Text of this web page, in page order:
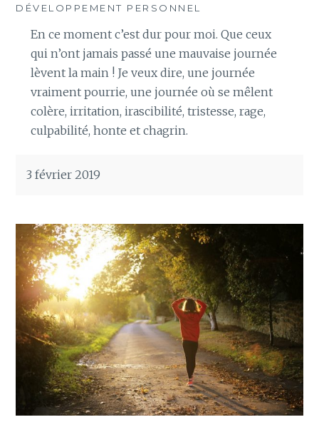
DÉVELOPPEMENT PERSONNEL
En ce moment c’est dur pour moi. Que ceux
qui n’ont jamais passé une mauvaise journée
lèvent la main ! Je veux dire, une journée
vraiment pourrie, une journée où se mêlent
colère, irritation, irascibilité, tristesse, rage,
culpabilité, honte et chagrin.
3 février 2019